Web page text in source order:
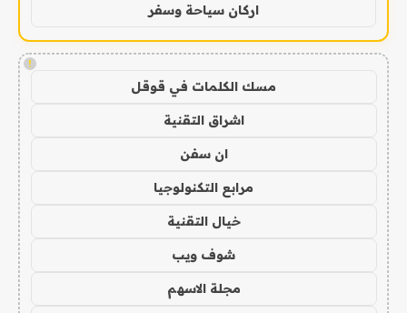
اركان سياحة وسفر
!
مسك الكلمات في قوقل
اشراق التقنية
ان سفن
مرابع التكنولوجيا
خيال التقنية
شوف ويب
مجلة الاسهم